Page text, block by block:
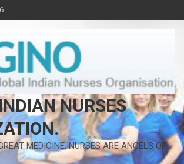
NURSES
MEDICINE, NURSES ARE ANGELS OF